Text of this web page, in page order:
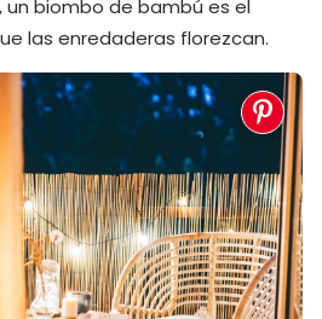
biombo de bambú es el
las enredaderas florezcan.